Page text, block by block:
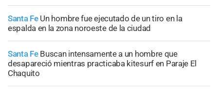
Santa Fe Un hombre fue ejecutado de un tiro en la
espalda en la zona noroeste de la ciudad
Santa Fe Buscan intensamente a un hombre que
desapareció mientras practicaba kitesurf en Paraje El
Chaquito